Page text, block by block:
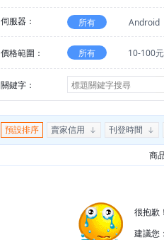
伺服器： 所有 Android
價格範圍： 所有 10-100元
關鍵字：
預設排序 賣家信用 刊登時間
商
很抱歉
建議您：